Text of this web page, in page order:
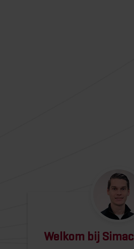
Welkom bij Simac